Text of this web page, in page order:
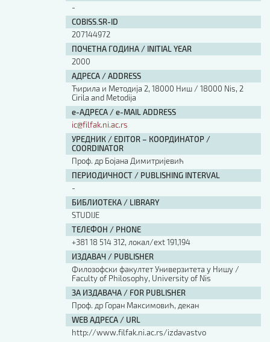
-
COBISS.SR-ID
207144972
ПОЧЕТНА ГОДИНА / INITIAL YEAR
2000
АДРЕСА / ADDRESS
Ћирила и Методија 2, 18000 Ниш / 18000 Nis, 2
Cirila and Metodija
е-АДРЕСА / e-MAIL ADDRESS
ic@filfak.ni.ac.rs
УРЕДНИК / EDITOR – КООРДИНАТОР /
COORDINATOR
Проф. др Бојана Димитријевић
ПЕРИОДИЧНОСТ / PUBLISHING INTERVAL
-
БИБЛИОТЕКА / LIBRARY
STUDIJE
ТЕЛЕФОН / PHONE
+381 18 514 312, локал/ext 191,194
ИЗДАВАЧ / PUBLISHER
Филозофски факултет Универзитета у Нишу /
Faculty of Philosophy, University of Nis
ЗА ИЗДАВАЧА / FOR PUBLISHER
Проф. др Горан Максимовић, декан
WEB АДРЕСА / URL
http://www.filfak.ni.ac.rs/izdavastvo